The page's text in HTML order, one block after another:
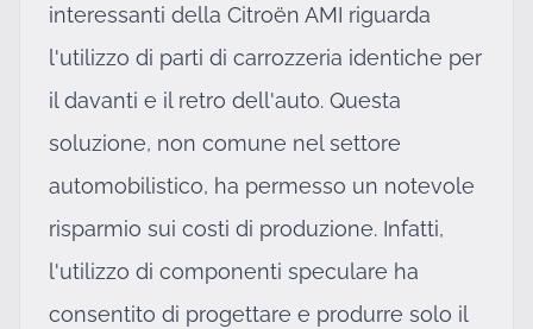
interessanti della Citroën AMI riguarda
l'utilizzo di parti di carrozzeria identiche per
il davanti e il retro dell'auto. Questa
soluzione, non comune nel settore
automobilistico, ha permesso un notevole
risparmio sui costi di produzione. Infatti,
l'utilizzo di componenti speculare ha
consentito di progettare e produrre solo il